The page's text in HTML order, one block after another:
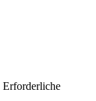
Erforderliche